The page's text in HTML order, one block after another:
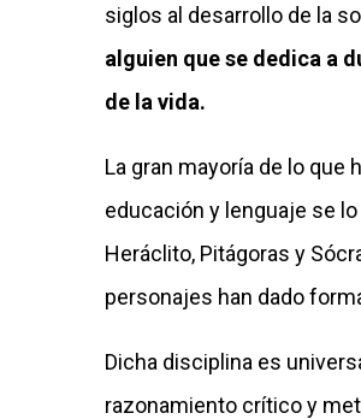
siglos al desarrollo de la
alguien que se dedica a
de la vida.
La gran mayoría de lo que
educación y lenguaje se
Heráclito, Pitágoras y
personajes han dado
Dicha disciplina es
razonamiento crítico y